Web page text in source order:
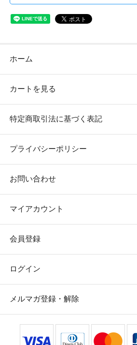
ホーム
カートを見る
特定商取引法に基づく表記
プライバシーポリシー
お問い合わせ
マイアカウント
会員登録
ログイン
メルマガ登録・解除